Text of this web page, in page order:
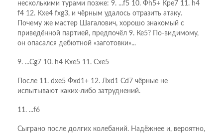
несколькими турами позже: 9. ...f5 10. Фh5+ Кре7 11. h4
f4 12. Кхе4 fхg3, и чёрным удалось отразить атаку.
Почему же мастер Шагалович, хорошо знакомый с
приведённой партией, предпочёл 9. Ке5? По-видимому,
он опасался дебютной «заготовки»...
9. ...Сg7 10. h4 Кxe5 11. Сxe5
После 11. dхе5 Фхd1+ 12. Лхd1 Сd7 чёрные не
испытывают каких-либо затруднений.
11. ...f6
Сыграно после долгих колебаний. Надёжнее и, вероятно,